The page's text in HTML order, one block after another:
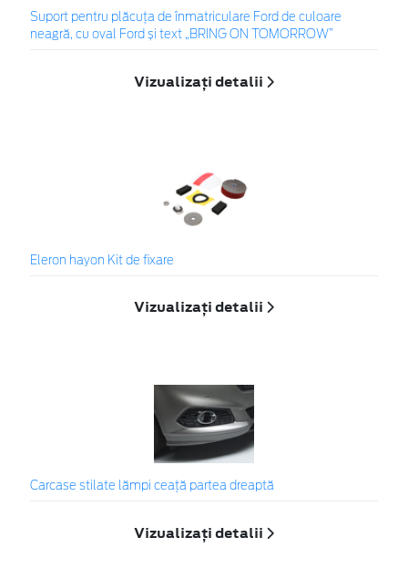
Suport pentru plăcuța de înmatriculare Ford de culoare
neagră, cu oval Ford și text „BRING ON TOMORROW”
Vizualizați detalii
Eleron hayon Kit de fixare
Vizualizați detalii
Carcase stilate lămpi ceaţă partea dreaptă
Vizualizați detalii